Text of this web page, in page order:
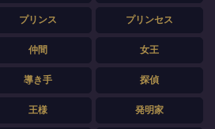
プリンス プリンセス
仲間 女王
導き手 探偵
王様 発明家